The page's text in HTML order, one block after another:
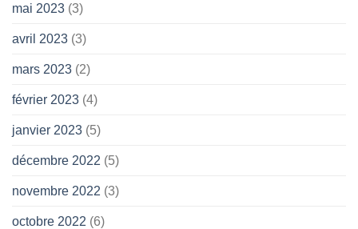
mai 2023 (3)
avril 2023 (3)
mars 2023 (2)
février 2023 (4)
janvier 2023 (5)
décembre 2022 (5)
novembre 2022 (3)
octobre 2022 (6)